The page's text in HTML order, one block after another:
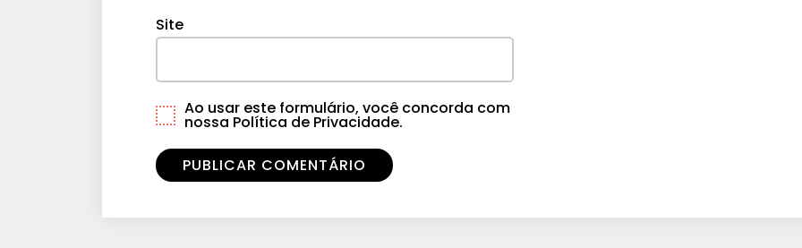
Site
Ao usar este formulário, você concorda com
nossa Política de Privacidade.